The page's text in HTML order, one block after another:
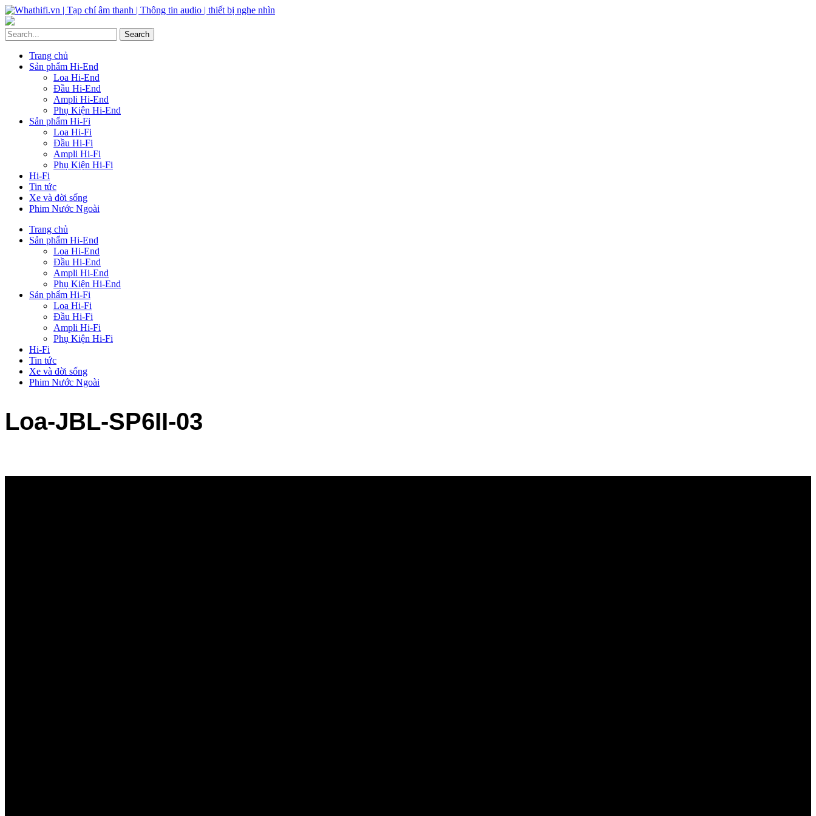
Trang chủ
Sản phẩm Hi-End
Loa Hi-End
Đầu Hi-End
Ampli Hi-End
Phụ Kiện Hi-End
Sản phẩm Hi-Fi
Loa Hi-Fi
Đầu Hi-Fi
Ampli Hi-Fi
Phụ Kiện Hi-Fi
Hi-Fi
Tin tức
Xe và đời sống
Phim Nước Ngoài
Trang chủ
Sản phẩm Hi-End
Loa Hi-End
Đầu Hi-End
Ampli Hi-End
Phụ Kiện Hi-End
Sản phẩm Hi-Fi
Loa Hi-Fi
Đầu Hi-Fi
Ampli Hi-Fi
Phụ Kiện Hi-Fi
Hi-Fi
Tin tức
Xe và đời sống
Phim Nước Ngoài
Loa-JBL-SP6II-03